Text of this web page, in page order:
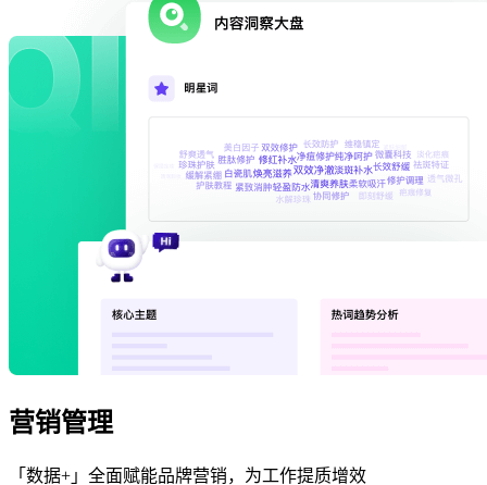
营销管理
「数据+」全面赋能品牌营销，为工作提质增效